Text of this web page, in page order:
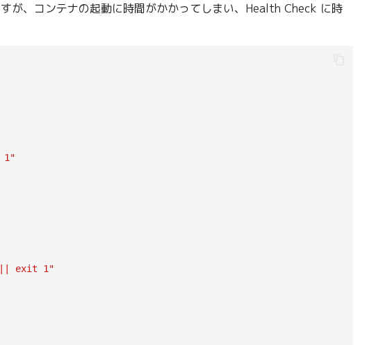
が、コンテナの起動に時間がかかってしまい、Health Check に時
|| exit 1"